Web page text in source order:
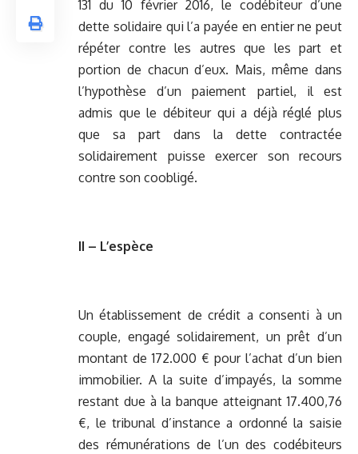
131 du 10 février 2016, le codébiteur d’une
dette solidaire qui l’a payée en entier ne peut
répéter contre les autres que les part et
portion de chacun d’eux. Mais, même dans
l’hypothèse d’un paiement partiel, il est
admis que le débiteur qui a déjà réglé plus
que sa part dans la dette contractée
solidairement puisse exercer son recours
contre son coobligé.
II – L’espèce
Un établissement de crédit a consenti à un
couple, engagé solidairement, un prêt d’un
montant de 172.000 € pour l’achat d’un bien
immobilier. A la suite d’impayés, la somme
restant due à la banque atteignant 17.400,76
€, le tribunal d’instance a ordonné la saisie
des rémunérations de l’un des codébiteurs